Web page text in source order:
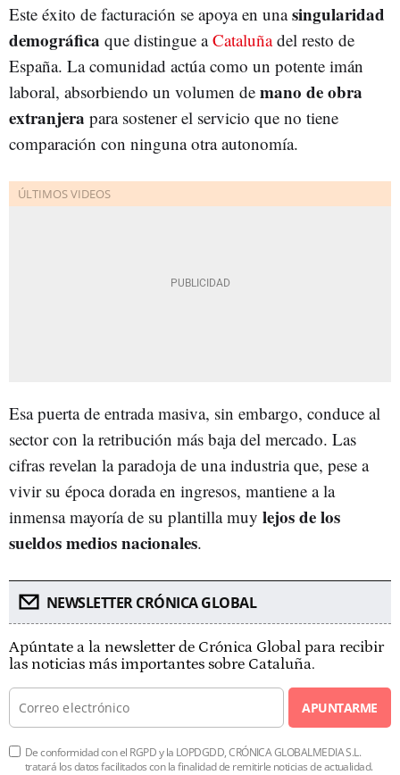
Este éxito de facturación se apoya en unasingularidad
demográfica que distingue aCataluñadel resto de
España. La comunidad actúa como un potente imán
laboral, absorbiendo un volumen de mano de obra
extranjera para sostener el servicio que no tiene
comparación con ninguna otra autonomía.
Esa puerta de entrada masiva, sin embargo, conduce al
sector con la retribución más baja del mercado. Las
cifras revelan la paradoja de una industria que, pese a
vivir su época dorada en ingresos, mantiene a la
inmensa mayoría de su plantilla muy lejos de los
sueldos medios nacionales.
NEWSLETTER CRÓNICA GLOBAL
Apúntate a la newsletter de Crónica Global para recibir
las noticias más importantes sobre Cataluña.
APUNTARME
De conformidad con el RGPD y la LOPDGDD, CRÓNICA GLOBALMEDIA S.L.
tratará los datos facilitados con la finalidad de remitirle noticias de actualidad.